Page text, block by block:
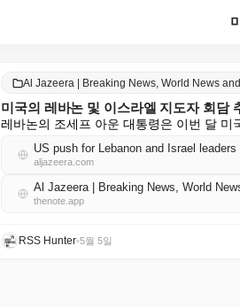
Al Jazeera | Breaking News, World News
미국의 레바논 및 이스라엘 지도자 회담
레바논의 조세프 아운 대통령은 이번 달 미
US push for Lebanon and Israel
aljazeera.com
Al Jazeera | Breaking News, World
thenote.app
RSS Hunter•5월 5일